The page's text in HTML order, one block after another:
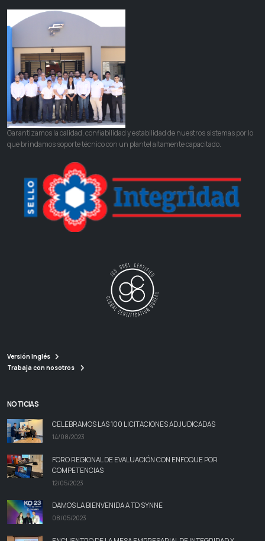
Garantizamos la calidad, confiabilidad y estabilidad de nuestros sistemas por lo
que brindamos soporte técnico con un plantel altamente capacitado.
Versión Inglés
Trabaja con nosotros
NOTICIAS
CELEBRAMOS LAS 100 LICITACIONES ADJUDICADAS
14/08/2023
FORO REGIONAL DE EVALUACIÓN CON ENFOQUE POR
COMPETENCIAS
12/05/2023
DAMOS LA BIENVENIDA A TD SYNNE
08/05/2023